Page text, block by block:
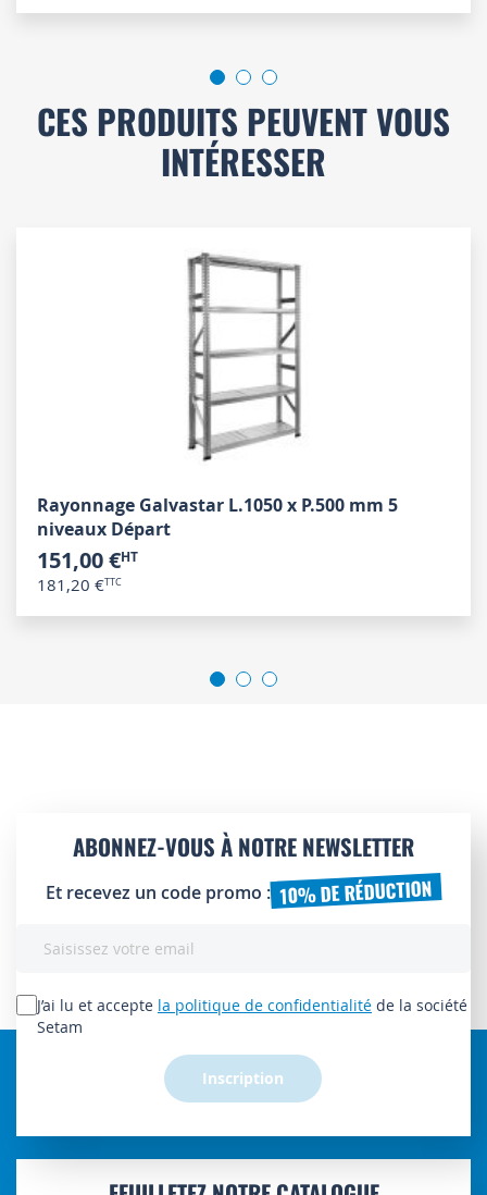
CES PRODUITS PEUVENT VOUS
INTÉRESSER
Rayonnage Galvastar L.1050 x P.500 mm 5
niveaux Départ
151,00 €
181,20 €
ABONNEZ-VOUS À NOTRE NEWSLETTER
Et recevez un code promo : 10% DE RÉDUCTION
lettre
d’information
J’ai lu et accepte la politique de confidentialité de la société
Setam
Inscription